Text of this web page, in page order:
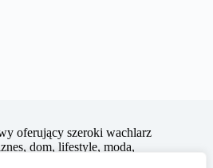
oferujący szeroki wachlarz
dom, lifestyle, moda,